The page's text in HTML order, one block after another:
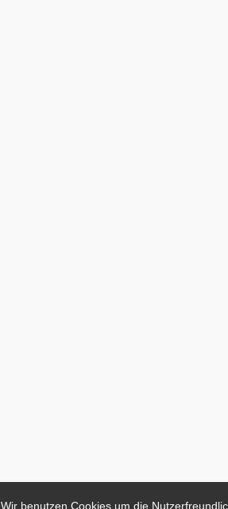
Wir benutzen Cookies um die